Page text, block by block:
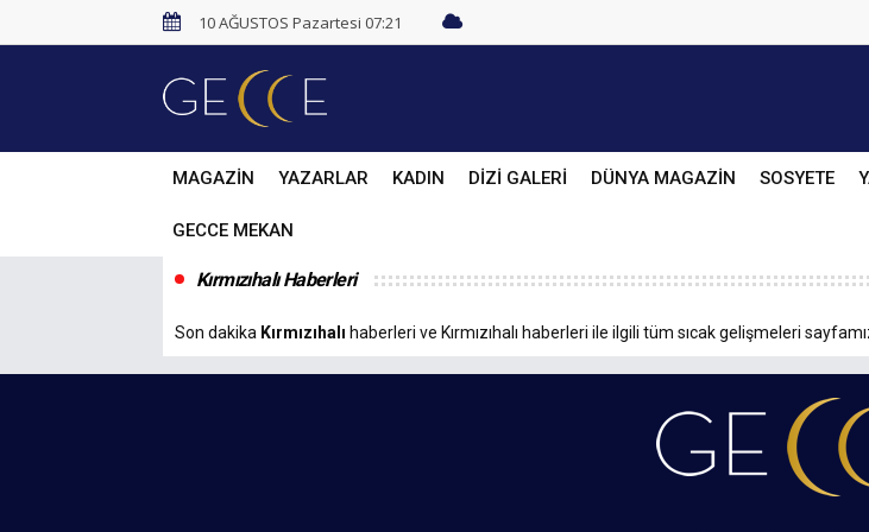
10 AĞUSTOS Pazartesi 07:21
MAGAZİN YAZARLAR KADIN DİZİ GALERİ DÜNYA MAGAZİN SOSYETE
GECCE MEKAN
Kırmızıhalı Haberleri
Son dakika Kırmızıhalı haberleri ve Kırmızıhalı haberleri ile ilgili tüm sıcak gelişmeleri